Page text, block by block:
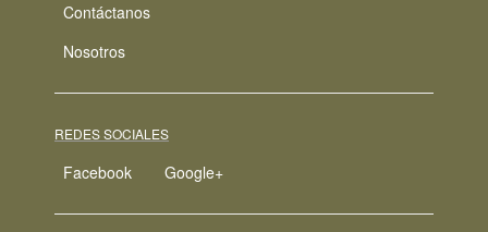
Contáctanos
Nosotros
REDES SOCIALES
Facebook Google+